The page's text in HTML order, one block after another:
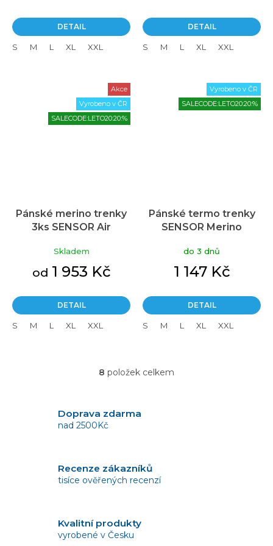
DETAIL
S M L XL XXL
DETAIL
S M L XL XXL
Akce
Vyrobeno v ČR
SALECODE:LETO20:20:%
Pánské merino trenky
3ks SENSOR Air
Skladem
od 1 953 Kč
DETAIL
S M L XL XXL
Vyrobeno v ČR
SALECODE:LETO20:20:%
Pánské termo trenky
SENSOR Merino
do 3 dnů
1 147 Kč
DETAIL
S M L XL XXL
O
á
p
r
v
8 položek celkem
Doprava zdarma
nad 2500Kč
Recenze zákazníků
tisíce ověřených recenzí
Kvalitní produkty
vyrobené v Česku